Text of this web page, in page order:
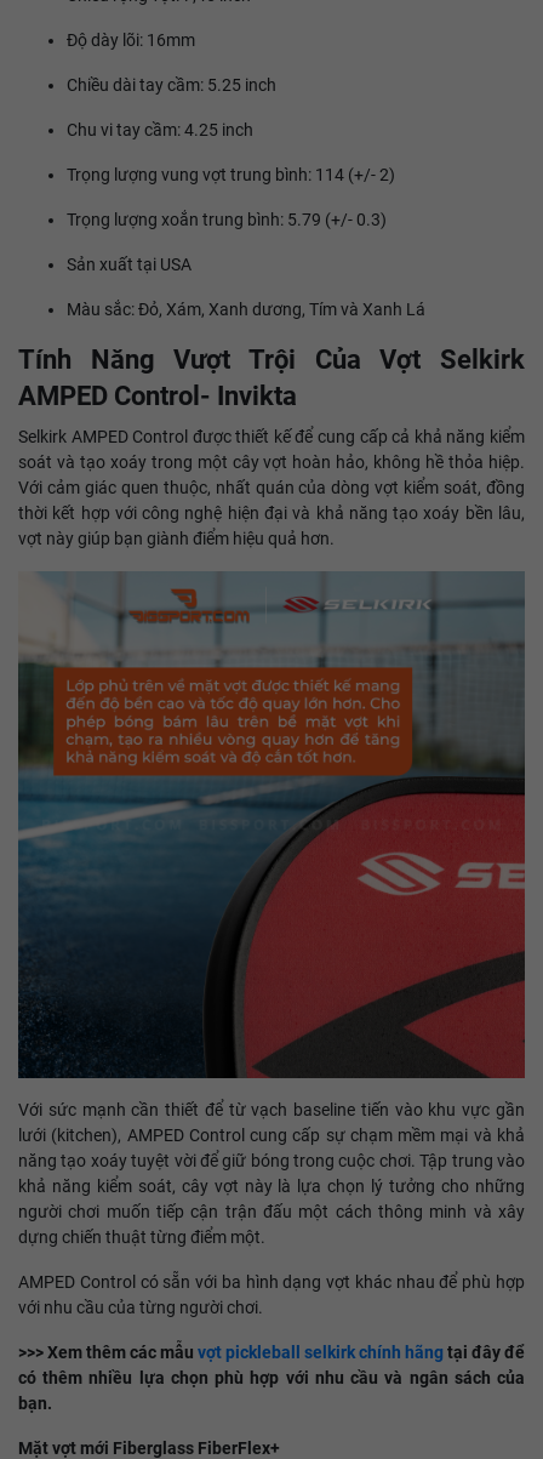
Độ dày lõi: 16mm
Chiều dài tay cầm: 5.25 inch
Chu vi tay cầm: 4.25 inch
Trọng lượng vung vợt trung bình: 114 (+/- 2)
Trọng lượng xoắn trung bình: 5.79 (+/- 0.3)
Sản xuất tại USA
Màu sắc: Đỏ, Xám, Xanh dương, Tím và Xanh Lá
Tính Năng Vượt Trội Của Vợt Selkirk
AMPED Control- Invikta
Selkirk AMPED Control được thiết kế để cung cấp cả khả năng kiểm
soát và tạo xoáy trong một cây vợt hoàn hảo, không hề thỏa hiệp.
Với cảm giác quen thuộc, nhất quán của dòng vợt kiểm soát, đồng
thời kết hợp với công nghệ hiện đại và khả năng tạo xoáy bền lâu,
vợt này giúp bạn giành điểm hiệu quả hơn.
Với sức mạnh cần thiết để từ vạch baseline tiến vào khu vực gần
lưới (kitchen), AMPED Control cung cấp sự chạm mềm mại và khả
năng tạo xoáy tuyệt vời để giữ bóng trong cuộc chơi. Tập trung vào
khả năng kiểm soát, cây vợt này là lựa chọn lý tưởng cho những
người chơi muốn tiếp cận trận đấu một cách thông minh và xây
dựng chiến thuật từng điểm một.
AMPED Control có sẵn với ba hình dạng vợt khác nhau để phù hợp
với nhu cầu của từng người chơi.
>>> Xem thêm các mẫu vợt pickleball selkirk chính hãngtại đây để
có thêm nhiều lựa chọn phù hợp với nhu cầu và ngân sách của
bạn.
Mặt vợt mới Fiberglass FiberFlex+